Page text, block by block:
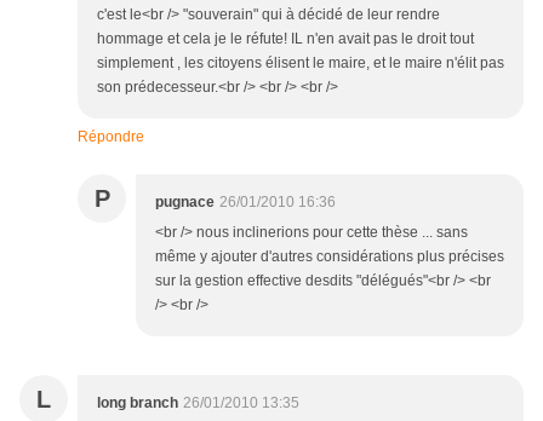
c'est le<br /> "souverain" qui à décidé de leur rendre
hommage et cela je le réfute! IL n'en avait pas le droit tout
simplement , les citoyens élisent le maire, et le maire n'élit pas
son prédecesseur.<br /> <br /> <br />
Répondre
P pugnace 26/01/2010 16:36
<br /> nous inclinerions pour cette thèse ... sans
même y ajouter d'autres considérations plus précises
sur la gestion effective desdits "délégués"<br /> <br
/> <br />
L long branch 26/01/2010 13:35